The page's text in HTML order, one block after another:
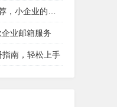
业的最佳选择
业邮箱服务
南，轻松上手